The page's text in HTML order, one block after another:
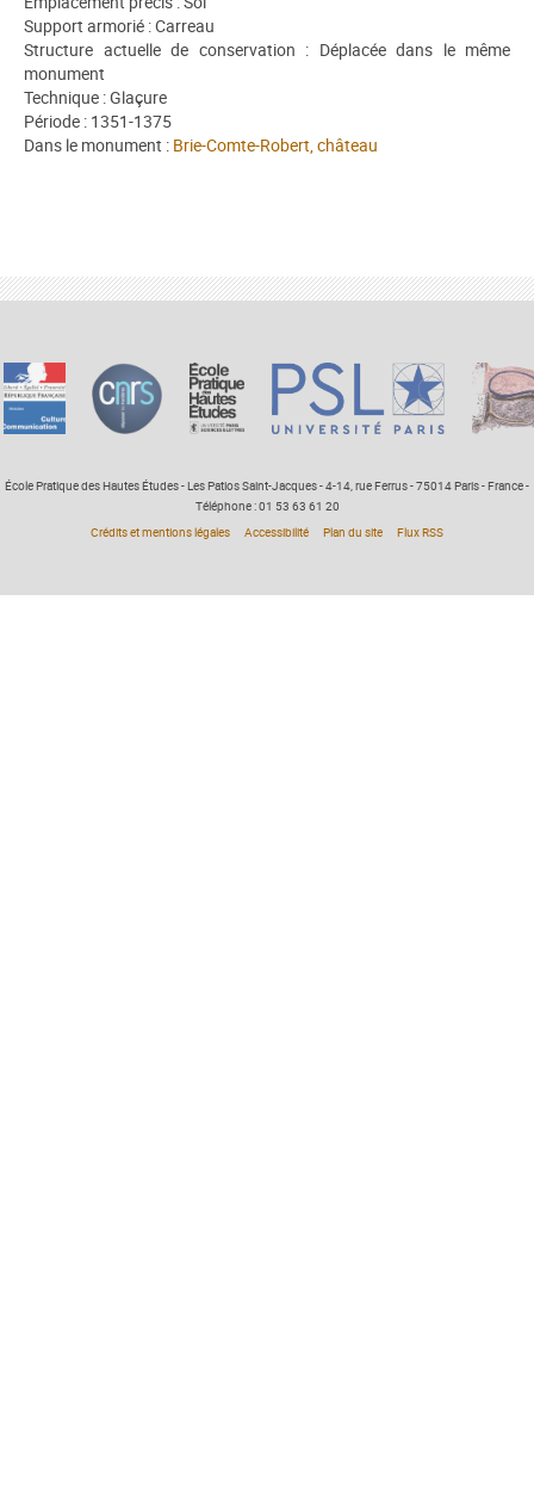
Support armorié : Carreau
Structure actuelle de conservation : Déplacée dans le même
monument
Technique : Glaçure
Période : 1351-1375
Dans le monument : Brie-Comte-Robert, château
École Pratique des Hautes Études - Les Patios Saint-Jacques - 4-14, rue Ferrus - 75014 Paris - France -
Téléphone : 01 53 63 61 20
Crédits et mentions légales
Accessibilité Plan du site Flux RSS